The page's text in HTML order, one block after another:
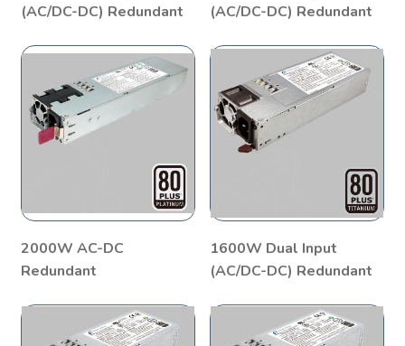
(AC/DC-DC) Redundant
(AC/DC-DC) Redundant
2000W AC-DC
Redundant
1600W Dual Input
(AC/DC-DC) Redundant